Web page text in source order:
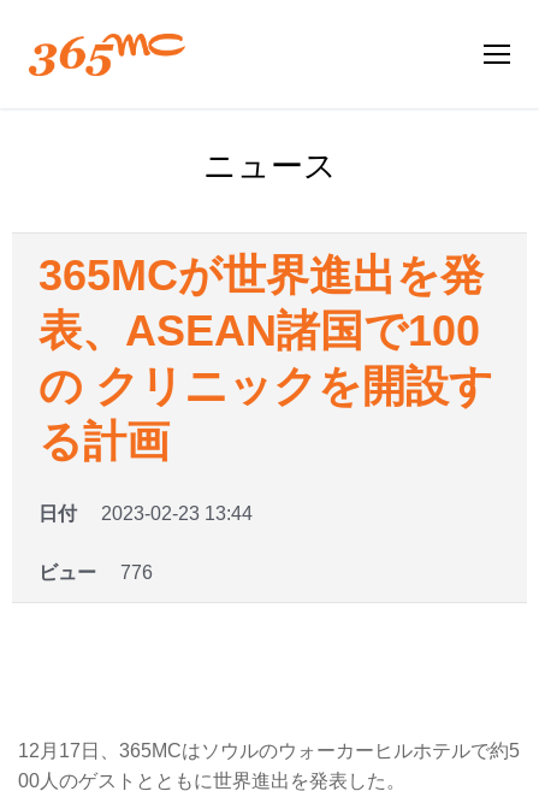
ニュース
365MCが世界進出を発
表、ASEAN諸国で100
の クリニックを開設す
る計画
日付 2023-02-23 13:44
ビュー 776
12月17日、365MCはソウルのウォーカーヒルホテルで約5
00人のゲストとともに世界進出を発表した。